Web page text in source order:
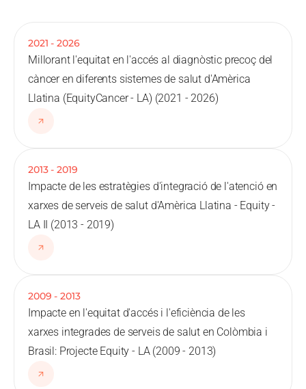
2021 -2026
Millorant l'equitat en l'accés al diagnòstic precoç del
càncer en diferents sistemes de salut d'Amèrica
Llatina (EquityCancer - LA) (2021 - 2026)
2013-2019
Impacte de les estratègies d'integració de l'atenció en
xarxes de serveis de salut d'Amèrica Llatina - Equity -
LA II (2013 - 2019)
2009 -2013
Impacte en l'equitat d'accés i l'eficiència de les
xarxes integrades de serveis de salut en Colòmbia i
Brasil: Projecte Equity - LA (2009 - 2013)